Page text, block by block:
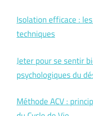
Isolation efficace :
techniques
Jeter pour se sentir
psychologiques du
Méthode ACV :